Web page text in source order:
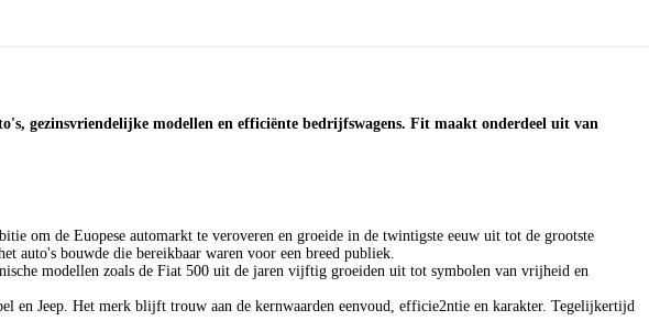
gezinsvriendelijke modellen en efficiënte bedrijfswagens. Fit maakt onderdeel uit van
om de Euopese automarkt te veroveren en groeide in de twintigste eeuw uit tot de grootste
auto's bouwde die bereikbaar waren voor een breed publiek.
modellen zoals de Fiat 500 uit de jaren vijftig groeiden uit tot symbolen van vrijheid en
en Jeep. Het merk blijft trouw aan de kernwaarden eenvoud, efficie2ntie en karakter. Tegelijkertijd